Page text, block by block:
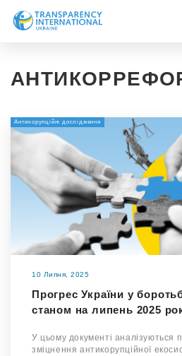
Новини
Напрями роботи
Долучитися
Антикорупційні дослідження
10 Липня, 2025
Прогрес України у
станом на липень 2025
У цьому документі аналізуються
зміцнення антикорупційної